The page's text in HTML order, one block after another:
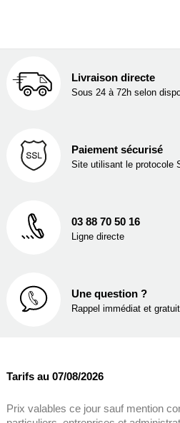
Livraison directe
Sous 24 à 72h selon
Paiement sécurisé
Site utilisant le protocole
03 88 70 50 16
Ligne directe
Une question ?
Rappel immédiat et gratuit
Tarifs au 07/08/2026
Prix valables ce jour sauf mention